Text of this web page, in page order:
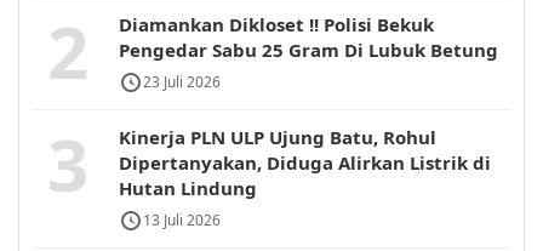
2
Diamankan Dikloset !! Polisi Bekuk
Pengedar Sabu 25 Gram Di Lubuk Betung
23 Juli 2026
3
Kinerja PLN ULP Ujung Batu, Rohul
Dipertanyakan, Diduga Alirkan Listrik di
Hutan Lindung
13 Juli 2026